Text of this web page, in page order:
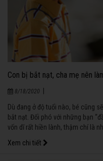
Con bị bắt nạt, cha mẹ nên
8/18/2020 |
Dù đang ở độ tuổi nào, bé cũng
bắt nạt. Đối phó với những bạn
vốn dĩ rất hiền lành, thậm chí là
Xem chi tiết